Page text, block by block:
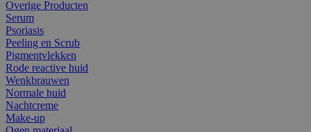
Overige Producten
Serum
Psoriasis
Peeling en Scrub
Pigmentvlekken
Rode reactive huid
Wenkbrauwen
Normale huid
Nachtcreme
Make-up